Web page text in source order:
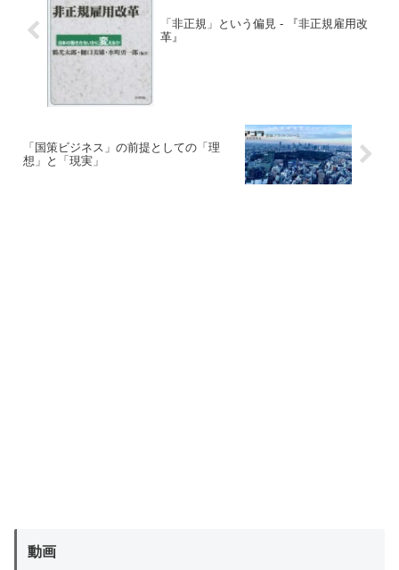
「非正規」という偏見 - 『非正規雇用改
革』
「国策ビジネス」の前提としての「理
想」と「現実」
動画